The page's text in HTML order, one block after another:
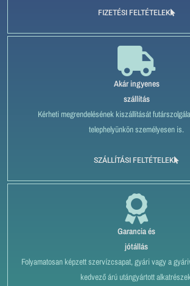
FIZETÉSI FELTÉTELEK
Akár ingyenes
szállítás
Kérheti megrendelésének kiszállítását
telephelyünkön személyesen is.
SZÁLLÍTÁSI FELTÉTELEK
Garancia és
jótállás
Folyamatosan képzett szervízcsapat, gyári vagy a
kedvező árú utángyártott